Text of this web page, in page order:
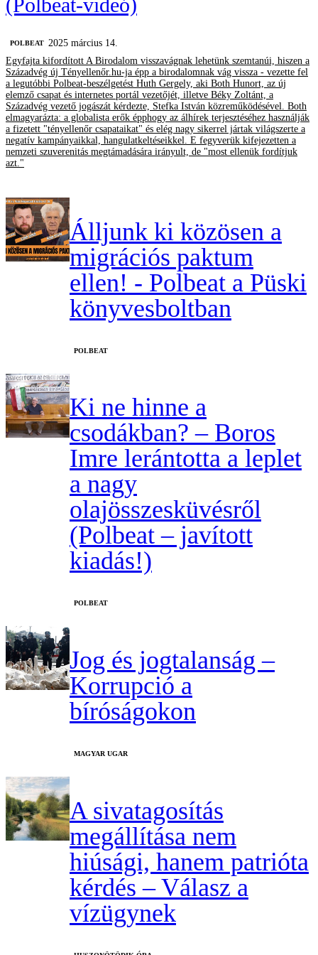
‎POLBEAT
2025 március 14.
Egyfajta kifordított A Birodalom visszavágnak lehetünk szemtanúi, hiszen a
Századvég új Tényellenőr.hu-ja épp a birodalomnak vág vissza - vezette fel
a legutóbbi Polbeat-beszélgetést Huth Gergely, aki Both Hunort, az új
elemző csapat és internetes portál vezetőjét, illetve Béky Zoltánt, a
Századvég vezető jogászát kérdezte, Stefka István közreműködésével. Both
elmagyarázta: a globalista erők épphogy az álhírek terjesztéséhez használják
a fizetett "tényellenőr csapataikat" és elég nagy sikerrel jártak világszerte a
negatív kampányaikkal, hangulatkeltéseikkel. E fegyverük kifejezetten a
nemzeti szuverenitás megtámadására irányult, de "most ellenük fordítjuk
azt."
Álljunk ki közösen a
migrációs paktum
ellen! - Polbeat a Püski
könyvesboltban
‎POLBEAT
Ki ne hinne a
csodákban? – Boros
Imre lerántotta a leplet
a nagy
olajösszesküvésről
(Polbeat – javított
kiadás!)
‎POLBEAT
Jog és jogtalanság –
Korrupció a
bíróságokon
MAGYAR UGAR
A sivatagosítás
megállítása nem
hiúsági, hanem patrióta
kérdés – Válasz a
vízügynek